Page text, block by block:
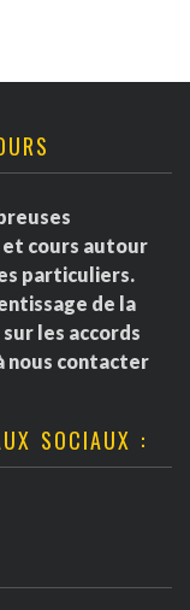
cours autour
particuliers.
de la
les accords
nous contacter
SOCIAUX :